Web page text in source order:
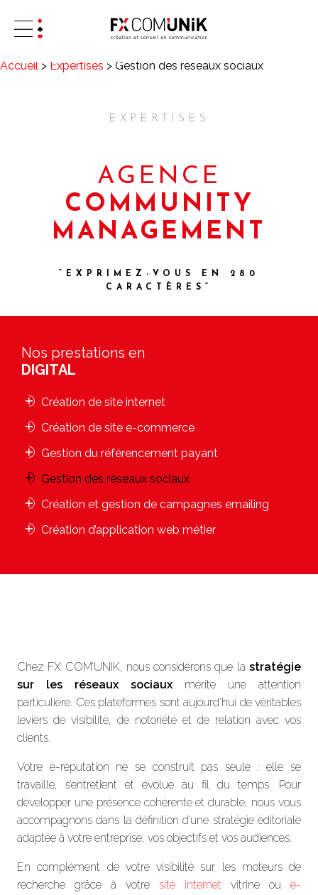
Accueil > Expertises > Gestion des réseaux sociaux
EXPERTISES
AGENCE
COMMUNITY
MANAGEMENT
“EXPRIMEZ-VOUS EN 280
CARACTÈRES”
Nos prestations en
DIGITAL
Création de site internet
Création de site e-commerce
Gestion du référencement payant
Gestion des réseaux sociaux
Création et gestion de campagnes emailing
Création d’application web métier
Chez FX COM’UNIK, nous considérons que la stratégie
sur les réseaux sociaux mérite une attention
particulière. Ces plateformes sont aujourd’hui de véritables
leviers de visibilité, de notoriété et de relation avec vos
clients.
Votre e-réputation ne se construit pas seule : elle se
travaille, s’entretient et évolue au fil du temps. Pour
développer une présence cohérente et durable, nous vous
accompagnons dans la définition d’une stratégie éditoriale
adaptée à votre entreprise, vos objectifs et vos audiences.
En complément de votre visibilité sur les moteurs de
recherche grâce à votre site internet vitrine ou e-